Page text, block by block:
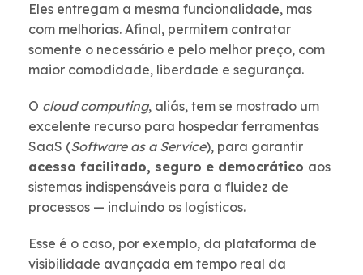
Eles entregam a mesma funcionalidade, mas
com melhorias. Afinal, permitem contratar
somente o necessário e pelo melhor preço, com
maior comodidade, liberdade e segurança.
O cloud computing, aliás, tem se mostrado um
excelente recurso para hospedar ferramentas
SaaS (Software as a Service), para garantir
acesso facilitado, seguro e democrático aos
sistemas indispensáveis para a fluidez de
processos — incluindo os logísticos.
Esse é o caso, por exemplo, da plataforma de
visibilidade avançada em tempo real da